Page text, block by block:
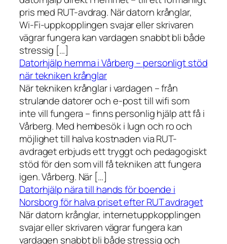
pris med RUT-avdrag. När datorn krånglar,
Wi-Fi-uppkopplingen svajar eller skrivaren
vägrar fungera kan vardagen snabbt bli både
stressig […]
Datorhjälp hemma i Vårberg – personligt stöd
när tekniken krånglar
När tekniken krånglar i vardagen – från
strulande datorer och e-post till wifi som
inte vill fungera – finns personlig hjälp att få i
Vårberg. Med hembesök i lugn och ro och
möjlighet till halva kostnaden via RUT-
avdraget erbjuds ett tryggt och pedagogiskt
stöd för den som vill få tekniken att fungera
igen. Vårberg. När […]
Datorhjälp nära till hands för boende i
Norsborg för halva priset efter RUT avdraget
När datorn krånglar, internetuppkopplingen
svajar eller skrivaren vägrar fungera kan
vardagen snabbt bli både stressig och